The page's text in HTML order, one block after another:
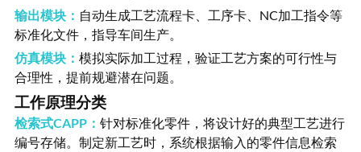
输出模块： 自动生成工艺流程卡、工序卡、NC加工指令等
标准化文件，指导车间生产。
仿真模块： 模拟实际加工过程，验证工艺方案的可行性与
合理性，提前规避潜在问题。
工作原理分类
检索式CAPP： 针对标准化零件，将设计好的典型工艺进行
编号存储。制定新工艺时，系统根据输入的零件信息检索